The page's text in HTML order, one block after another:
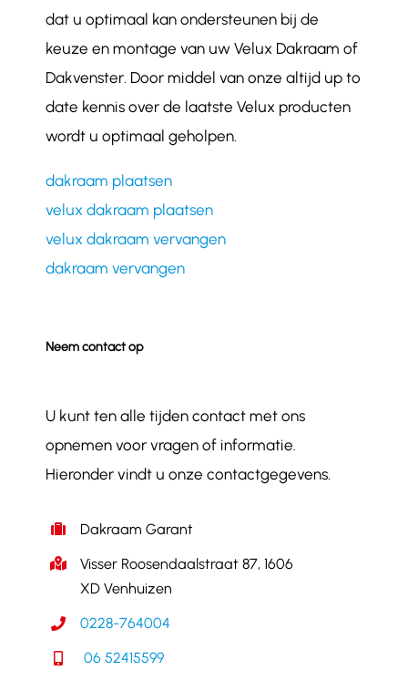
dat u optimaal kan ondersteunen bij de
keuze en montage van uw Velux Dakraam of
Dakvenster. Door middel van onze altijd up to
date kennis over de laatste Velux producten
wordt u optimaal geholpen.
dakraam plaatsen
velux dakraam plaatsen
velux dakraam vervangen
dakraam vervangen
Neem contact op
U kunt ten alle tijden contact met ons
opnemen voor vragen of informatie.
Hieronder vindt u onze contactgegevens.
Dakraam Garant
Visser Roosendaalstraat 87, 1606
XD Venhuizen
0228-764004
06 52415599